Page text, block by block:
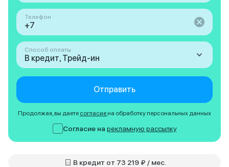
Телефон
Способ оплаты
В кредит, Трейд-ин
Отправить
Продолжая, вы даете согласие на обработку персональных данных
Согласие на рекламную рассылку
В кредит от 73 219 ₽ / мес.